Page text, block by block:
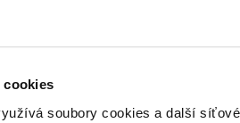
cookies
soubory cookies a další
ORLEN je součástí skupiny
více než 3 500 čerpacích
Maďarsku, Rakousku a na